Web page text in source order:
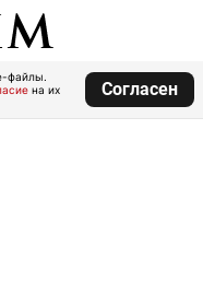
файлы.
на их
Согласен